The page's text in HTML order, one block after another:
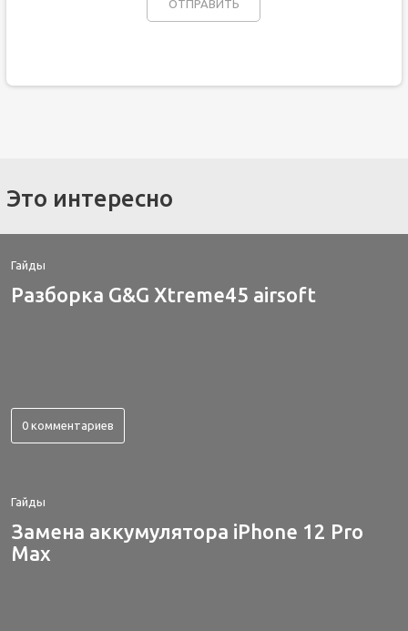
Это интересно
Гайды
Разборка G&G Xtreme45 airsoft
0 комментариев
Гайды
Замена аккумулятора iPhone 12 Pro
Max